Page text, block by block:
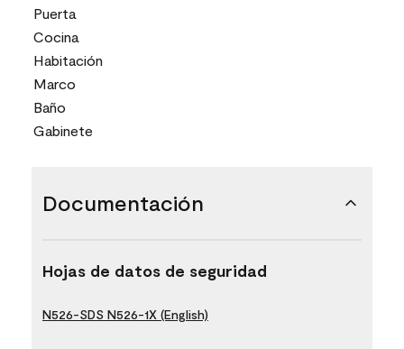
Puerta
Cocina
Habitación
Marco
Baño
Gabinete
Documentación
Hojas de datos de seguridad
N526-SDS N526-1X (English)